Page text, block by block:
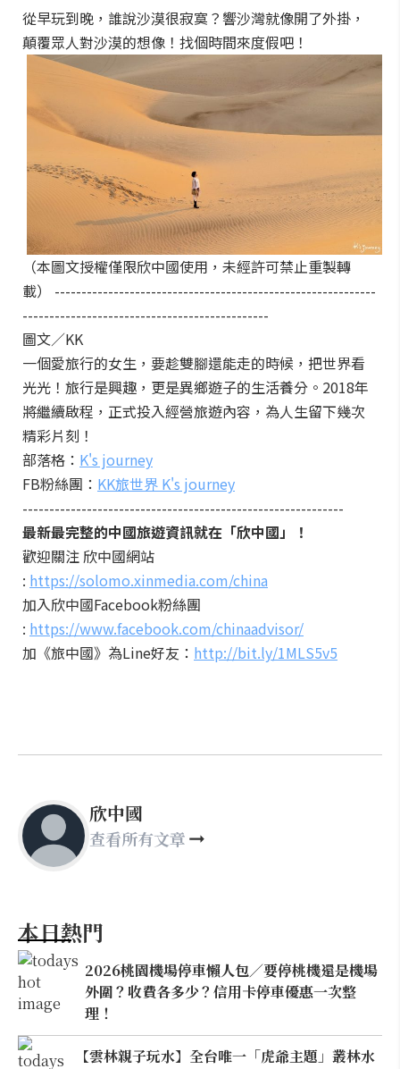
從早玩到晚，誰說沙漠很寂寞？響沙灣就像開了外掛，
顛覆眾人對沙漠的想像！找個時間來度假吧！
（本圖文授權僅限欣中國使用，未經許可禁止重製轉
載） ------------------------------------------------------------
----------------------------------------------
圖文／KK
一個愛旅行的女生，要趁雙腳還能走的時候，把世界看
光光！旅行是興趣，更是異鄉遊子的生活養分。2018年
將繼續啟程，正式投入經營旅遊內容，為人生留下幾次
精彩片刻！
部落格： K's journey
FB粉絲團： KK旅世界 K's journey
------------------------------------------------------------
最新最完整的中國旅遊資訊就在「欣中國」！
歡迎關注 欣中國網站
: https://solomo.xinmedia.com/china
加入欣中國Facebook粉絲團
: https://www.facebook.com/chinaadvisor/
加《旅中國》為Line好友： http://bit.ly/1MLS5v5
欣中國
查看所有文章
本日熱門
2026桃園機場停車懶人包／要停桃機還是機場
外圍？收費各多少？信用卡停車優惠一次整
理！
【雲林親子玩水】全台唯一「虎爺主題」叢林水